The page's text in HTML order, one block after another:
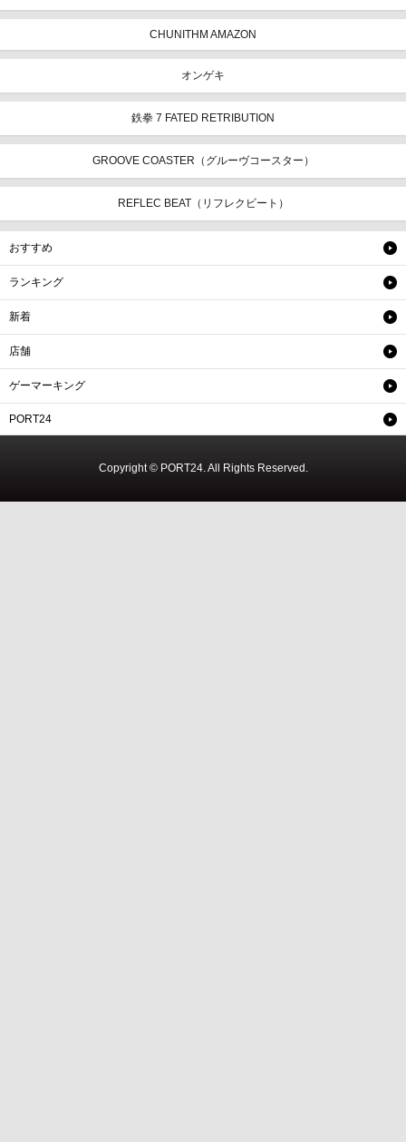
CHUNITHM AMAZON
オンゲキ
鉄拳 7 FATED RETRIBUTION
GROOVE COASTER（グルーヴコースター）
REFLEC BEAT（リフレクビート）
おすすめ
ランキング
新着
店舗
ゲーマーキング
PORT24
Copyright © PORT24. All Rights Reserved.